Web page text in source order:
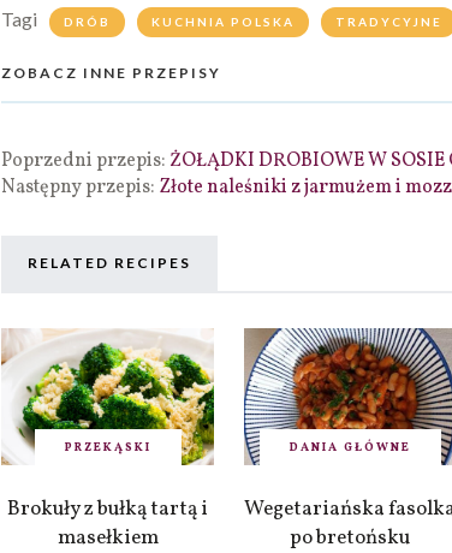
Tagi DRÓB KUCHNIA POLSKA TRADYCYJNE
ZOBACZ INNE PRZEPISY
Poprzedni przepis: ŻOŁĄDKI DROBIOWE W
Następny przepis: Złote naleśniki z jarmużem i
RELATED RECIPES
PRZEKĄSKI
Brokuły z bułką tartą i
masełkiem
DANIA GŁÓWNE
Wegetariańska
po bretońsku